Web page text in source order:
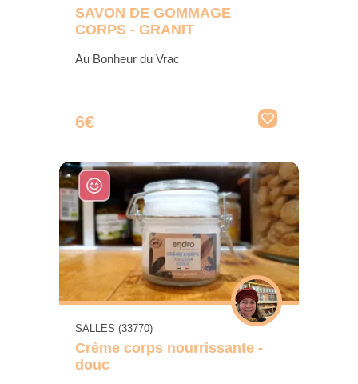
SAVON DE GOMMAGE
CORPS - GRANIT
Au Bonheur du Vrac
6€
SALLES (33770)
Crème corps nourrissante -
douc